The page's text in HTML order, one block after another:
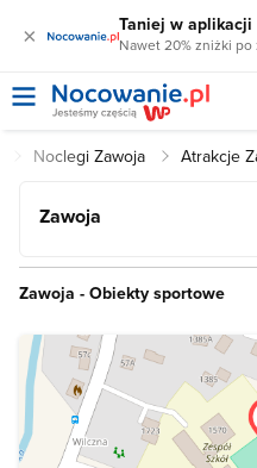
× Taniej w aplikacji
Nawet 20% zniżki
Noclegi Zawoja Atrakcje
Zawoja
Zawoja - Obiekty sportowe